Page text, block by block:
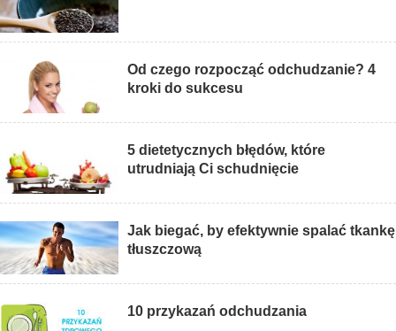
Od czego rozpocząć odchudzanie? 4
kroki do sukcesu
5 dietetycznych błędów, które
utrudniają Ci schudnięcie
Jak biegać, by efektywnie spalać tkankę
tłuszczową
10 przykazań odchudzania